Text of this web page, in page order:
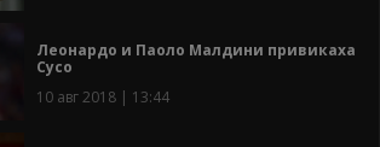
Леонардо и Паоло Малдини привикаха
Сусо
10 авг 2018 | 13:44